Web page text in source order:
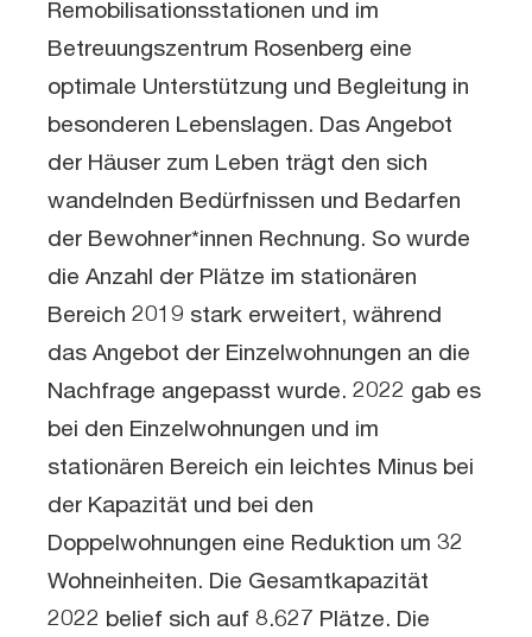
Remobilisationsstationen und im
Betreuungszentrum Rosenberg eine
optimale Unterstützung und Begleitung in
besonderen Lebenslagen. Das Angebot
der Häuser zum Leben trägt den sich
wandelnden Bedürfnissen und Bedarfen
der Bewohner*innen Rechnung. So wurde
die Anzahl der Plätze im stationären
Bereich 2019 stark erweitert, während
das Angebot der Einzelwohnungen an die
Nachfrage angepasst wurde. 2022 gab es
bei den Einzelwohnungen und im
stationären Bereich ein leichtes Minus bei
der Kapazität und bei den
Doppelwohnungen eine Reduktion um 32
Wohneinheiten. Die Gesamtkapazität
2022 belief sich auf 8.627 Plätze. Die